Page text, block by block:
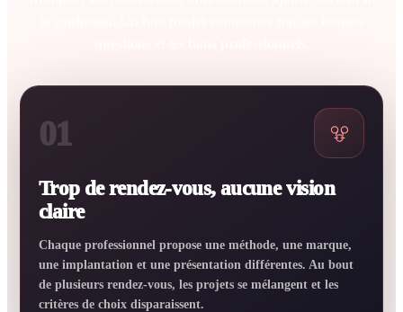
01
Trop de rendez-vous, aucune vision
claire
Chaque professionnel propose une méthode, une marque,
une implantation et une présentation différentes. Au bout
de plusieurs rendez-vous, les projets se mélangent et les
critères de choix disparaissent.